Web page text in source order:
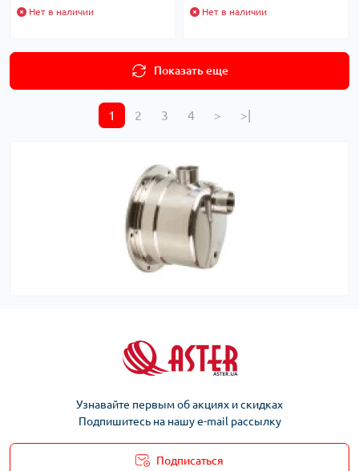
Нет в наличии Нет в наличии
Показать еще
1 2 3 4 > >|
Узнавайте первым об акциях и скидках
Подпишитесь на нашу e-mail рассылку
Подписаться